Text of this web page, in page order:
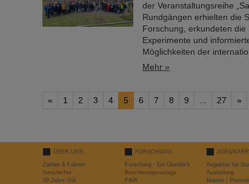
der Veranstaltungsreihe
Rundgängen erhielten die
Forschung, erkundeten
Experimente und
Möglichkeiten der
Mehr »
« 1 2 3 4 5 6 7 8 9 27 »
ÜBER UNS
Zahlen & Fakten
Geschichte
50 Jahre GSI
FORSCHUNG
Forschung - Ein Überblick
Beschleunigeranlage
FAIR
JOBS/
Angebote für
Ausbildung
Master /